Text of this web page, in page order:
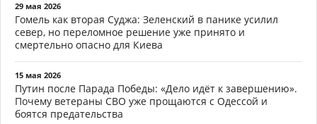
29 мая 2026
Гомель как вторая Суджа: Зеленский в панике усилил
север, но переломное решение уже принято и
смертельно опасно для Киева
15 мая 2026
Путин после Парада Победы: «Дело идёт к завершению».
Почему ветераны СВО уже прощаются с Одессой и
боятся предательства